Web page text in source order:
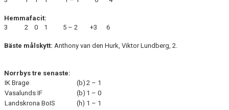
Hemmafacit:
3 2 0 1 5 – 2 +3 6
Bäste målskytt: Anthony van den Hurk, Viktor Lundberg, 2.
Norrbys tre senaste:
IK Brage
(b) 2 – 1
Vasalunds IF
(b) 1 – 0
Landskrona BoIS
(h) 1 – 1